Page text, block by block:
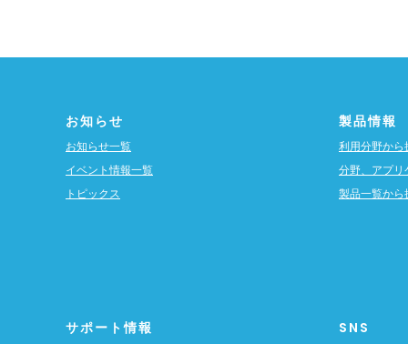
お知らせ
お知らせ一覧
イベント情報一覧
トピックス
製品情報
利用分野から
分野、アプ
製品一覧から
サポート情報 SNS